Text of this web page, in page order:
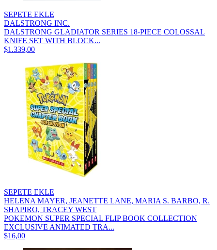
SEPETE EKLE
DALSTRONG INC.
DALSTRONG GLADIATOR SERIES 18-PIECE COLOSSAL
KNIFE SET WITH BLOCK...
$1.339,00
SEPETE EKLE
HELENA MAYER, JEANETTE LANE, MARIA S. BARBO, R.
SHAPIRO, TRACEY WEST
POKEMON SUPER SPECIAL FLIP BOOK COLLECTION
EXCLUSIVE ANIMATED TRA...
$16,00